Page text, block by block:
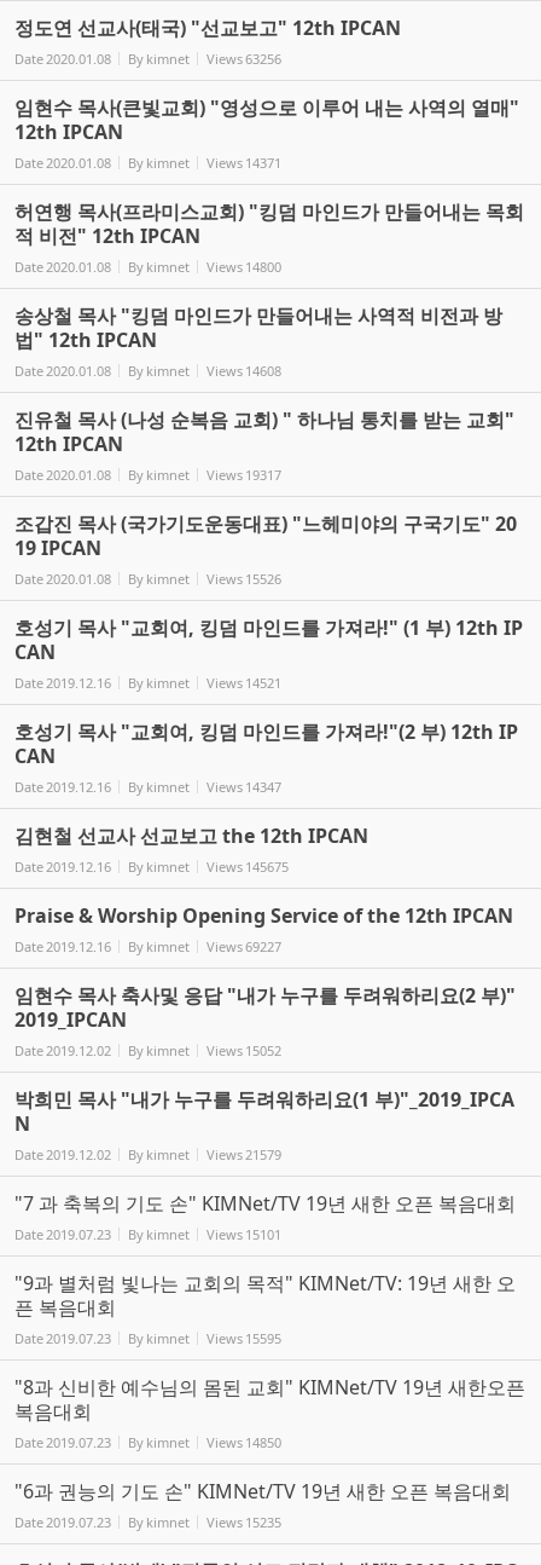
정도연 선교사(태국) "선교보고" 12th IPCAN
Date2020.01.08 By kimnet Views63256
임현수 목사(큰빛교회) "영성으로 이루어 내는 사역의 열매"
12th IPCAN
Date2020.01.08 By kimnet Views 14371
허연행 목사(프라미스교회) "킹덤 마인드가 만들어내는 목회
적 비전" 12th IPCAN
Date2020.01.08 By kimnet Views 14800
송상철 목사 "킹덤 마인드가 만들어내는 사역적 비전과 방
법" 12th IPCAN
Date2020.01.08 By kimnet Views 14608
진유철 목사 (나성 순복음 교회) " 하나님 통치를 받는 교회"
12th IPCAN
Date2020.01.08 By kimnet Views 19317
조갑진 목사 (국가기도운동대표) "느헤미야의 구국기도" 20
19 IPCAN
Date2020.01.08 By kimnet Views 15526
호성기 목사 "교회여, 킹덤 마인드를 가져라!" (1 부) 12th IP
CAN
Date2019.12.16 By kimnet Views 14521
호성기 목사 "교회여, 킹덤 마인드를 가져라!"(2 부) 12th IP
CAN
Date2019.12.16 By kimnet Views 14347
김현철 선교사 선교보고 the 12th IPCAN
Date2019.12.16 By kimnet Views 145675
Praise & Worship Opening Service of the 12th IPCAN
Date2019.12.16 By kimnet Views69227
임현수 목사 축사및 응답 "내가 누구를 두려워하리요(2 부)"
2019_IPCAN
Date2019.12.02 By kimnet Views 15052
박희민 목사 "내가 누구를 두려워하리요(1 부)"_2019_IPCA
N
Date2019.12.02 By kimnet Views21579
"7 과 축복의 기도 손" KIMNet/TV 19년 새한 오픈 복음대회
Date2019.07.23 By kimnet Views 15101
"9과 별처럼 빛나는 교회의 목적" KIMNet/TV: 19년 새한 오
픈 복음대회
Date2019.07.23 By kimnet Views 15595
"8과 신비한 예수님의 몸된 교회" KIMNet/TV 19년 새한오픈
복음대회
Date2019.07.23 By kimnet Views 14850
"6과 권능의 기도 손" KIMNet/TV 19년 새한 오픈 복음대회
Date2019.07.23 By kimnet Views 15235